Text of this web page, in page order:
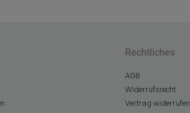
Rechtliches
AGB
Widerrufsrecht
Vertrag widerrufen